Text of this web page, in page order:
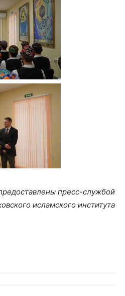
пресс-службой
исламского института